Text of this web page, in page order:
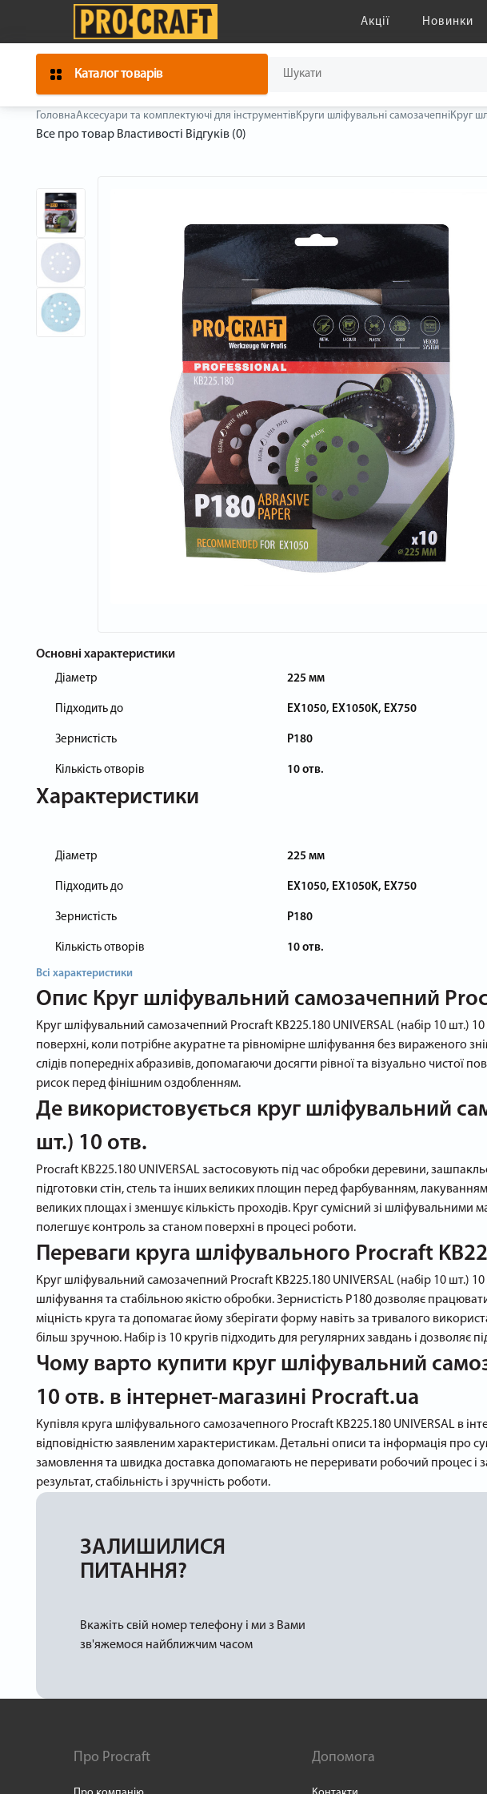
Акції Новинки
Каталог товарів
ГоловнаАксесуари та комплектуючі для інструментівКруги шліфувальні самозачепніКруг
Все про товар Властивості Відгуків (0)
Основні характеристики
Діаметр 225 мм
Підходить до EX1050, EX1050K, EX750
Зернистість P180
Кількість отворів 10 отв.
Характеристики
Діаметр 225 мм
Підходить до EX1050, EX1050K, EX750
Зернистість P180
Кількість отворів 10 отв.
Всі характеристики
Опис Круг шліфувальний самозачепний
Круг шліфувальний самозачепний Procraft KB225.180 UNIVERSAL (набір 10 шт.)
поверхні, коли потрібне акуратне та рівномірне шліфування без вираженого
слідів попередніх абразивів, допомагаючи досягти рівної та візуально чистої
рисок перед фінішним оздобленням.
Де використовується круг шліфувальний
шт.) 10 отв.
Procraft KB225.180 UNIVERSAL застосовують під час обробки деревини,
підготовки стін, стель та інших великих площин перед фарбуванням,
великих площах і зменшує кількість проходів. Круг сумісний зі шліфувальними
полегшує контроль за станом поверхні в процесі роботи.
Переваги круга шліфувального Procraft
Круг шліфувальний самозачепний Procraft KB225.180 UNIVERSAL (набір 10 шт.)
шліфування та стабільною якістю обробки. Зернистість P180 дозволяє
міцність круга та допомагає йому зберігати форму навіть за тривалого
більш зручною. Набір із 10 кругів підходить для регулярних завдань і
Чому варто купити круг шліфувальний
10 отв. в інтернет-магазині Procraft.ua
Купівля круга шліфувального самозачепного Procraft KB225.180 UNIVERSAL в
відповідністю заявленим характеристикам. Детальні описи та інформація
замовлення та швидка доставка допомагають не переривати робочий процес і
результат, стабільність і зручність роботи.
ЗАЛИШИЛИСЯ
ПИТАННЯ?
Вкажіть свій номер телефону і ми з Вами
зв'яжемося найближчим часом
Про Procraft Допомога